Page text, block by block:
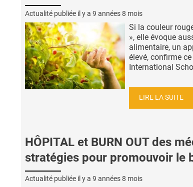
Actualité publiée il y a 9 années 8 mois
Si la couleur
», elle évoque
alimentaire, un
élevé, confirme
International
LIRE LA SUITE
HÔPITAL et BURN OUT des
stratégies pour promouvoir le
Actualité publiée il y a 9 années 8 mois